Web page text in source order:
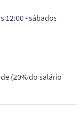
12:00 - sábados
(20% do salário